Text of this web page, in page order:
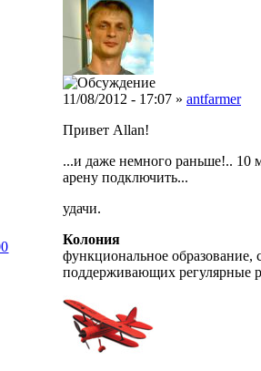
11/08/2012 - 17:07 » antfarmer
Привет Allan!
...и даже немного раньше!.. 10
арену подключить...
удачи.
Колония
функциональное образование,
поддерживающих регулярные